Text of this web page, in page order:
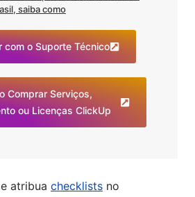
saiba como
com o Suporte Técnico
Comprar Serviços,
ou Licenças ClickUp
atribua checklists no